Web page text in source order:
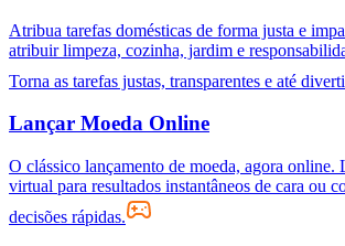
Atribua tarefas domésticas de forma justa e
atribuir limpeza, cozinha, jardim e
Torna as tarefas justas, transparentes e até
Lançar Moeda Online
O clássico lançamento de moeda, agora online.
virtual para resultados instantâneos de cara ou
decisões rápidas.